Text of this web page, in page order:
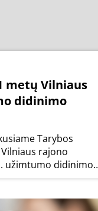
metų Vilniaus
didinimo
Tarybos
rajono
užimtumo didinimo
paskirtis ir
užimtumą, mažinti